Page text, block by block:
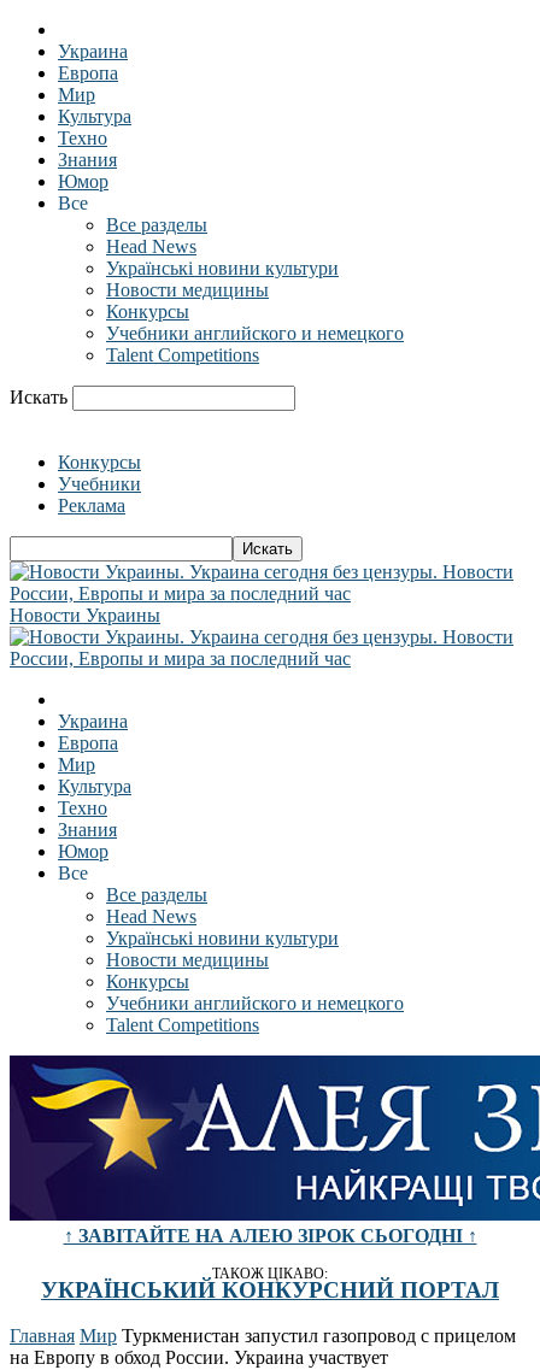
Украина
Европа
Мир
Культура
Техно
Знания
Юмор
Все
Все разделы
Head News
Українські новини культури
Новости медицины
Конкурсы
Учебники английского и немецкого
Talent Competitions
Искать
Конкурсы
Учебники
Реклама
Новости Украины
Украина
Европа
Мир
Культура
Техно
Знания
Юмор
Все
Все разделы
Head News
Українські новини культури
Новости медицины
Конкурсы
Учебники английского и немецкого
Talent Competitions
↑ ЗАВІТАЙТЕ НА АЛЕЮ ЗІРОК СЬОГОДНІ ↑
ТАКОЖ ЦІКАВО:
УКРАЇНСЬКИЙ КОНКУРСНИЙ ПОРТАЛ
Главная Мир Туркменистан запустил газопровод с прицелом
на Европу в обход России. Украина участвует